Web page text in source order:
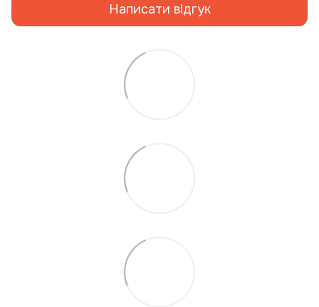
Написати відгук